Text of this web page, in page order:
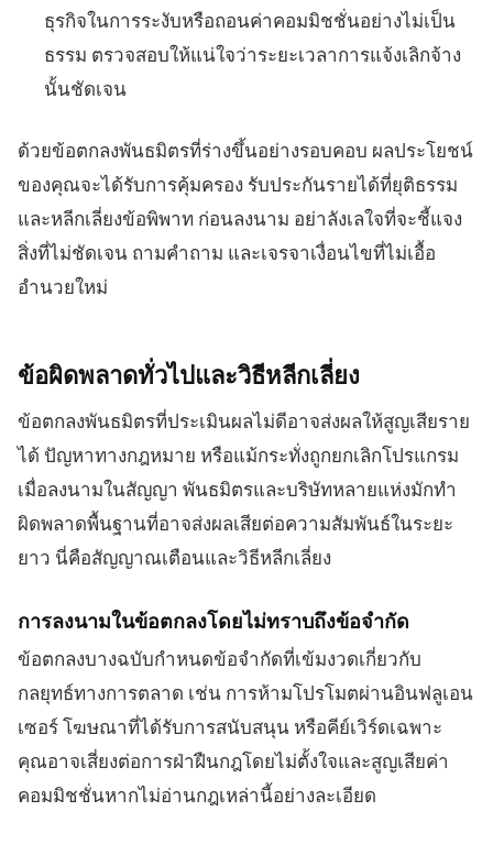
ธุรกิจในการระงับหรือถอนค่าคอมมิชชั่นอย่างไม่เป็น
ธรรม ตรวจสอบให้แน่ใจว่าระยะเวลาการแจ้งเลิกจ้าง
นั้นชัดเจน
ด้วยข้อตกลงพันธมิตรที่ร่างขึ้นอย่างรอบคอบ ผลประโยชน์
ของคุณจะได้รับการคุ้มครอง รับประกันรายได้ที่ยุติธรรม
และหลีกเลี่ยงข้อพิพาท ก่อนลงนาม อย่าลังเลใจที่จะชี้แจง
สิ่งที่ไม่ชัดเจน ถามคำถาม และเจรจาเงื่อนไขที่ไม่เอื้อ
อำนวยใหม่
ข้อผิดพลาดทั่วไปและวิธีหลีกเลี่ยง
ข้อตกลงพันธมิตรที่ประเมินผลไม่ดีอาจส่งผลให้สูญเสียราย
ได้ ปัญหาทางกฎหมาย หรือแม้กระทั่งถูกยกเลิกโปรแกรม
เมื่อลงนามในสัญญา พันธมิตรและบริษัทหลายแห่งมักทำ
ผิดพลาดพื้นฐานที่อาจส่งผลเสียต่อความสัมพันธ์ในระยะ
ยาว นี่คือสัญญาณเตือนและวิธีหลีกเลี่ยง
การลงนามในข้อตกลงโดยไม่ทราบถึงข้อจำกัด
ข้อตกลงบางฉบับกำหนดข้อจำกัดที่เข้มงวดเกี่ยวกับ
กลยุทธ์ทางการตลาด เช่น การห้ามโปรโมตผ่านอินฟลูเอน
เซอร์ โฆษณาที่ได้รับการสนับสนุน หรือคีย์เวิร์ดเฉพาะ
คุณอาจเสี่ยงต่อการฝ่าฝืนกฎโดยไม่ตั้งใจและสูญเสียค่า
คอมมิชชั่นหากไม่อ่านกฎเหล่านี้อย่างละเอียด